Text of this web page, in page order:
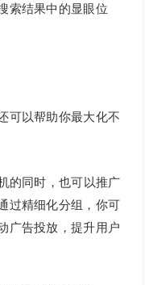
索结果中的显眼位
可以帮助你最大化不
的同时，也可以推广
过精细化分组，你可
广告投放，提升用户